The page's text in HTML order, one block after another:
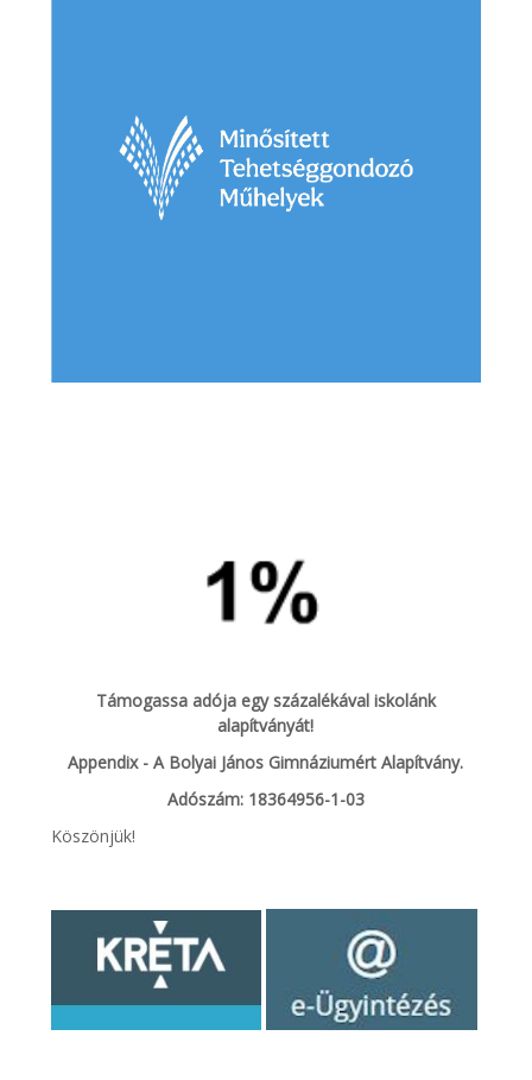
Támogassa adója egy százalékával iskolánk
alapítványát!
Appendix - A Bolyai János Gimnáziumért Alapítvány.
Adószám: 18364956-1-03
Köszönjük!